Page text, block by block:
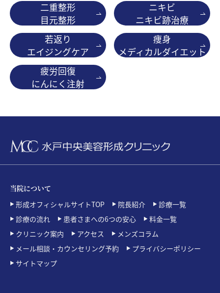
二重整形
目元整形
ニキビ
ニキビ跡治療
若返り
エイジングケア
痩身
メディカルダイエット
疲労回復
にんにく注射
当院について
形成オフィシャルサイトTOP
院長紹介
診療一覧
診療の流れ
患者さまへの6つの安心
料金一覧
クリニック案内
アクセス
メンズコラム
メール相談・カウンセリング予約
プライバシーポリシー
サイトマップ